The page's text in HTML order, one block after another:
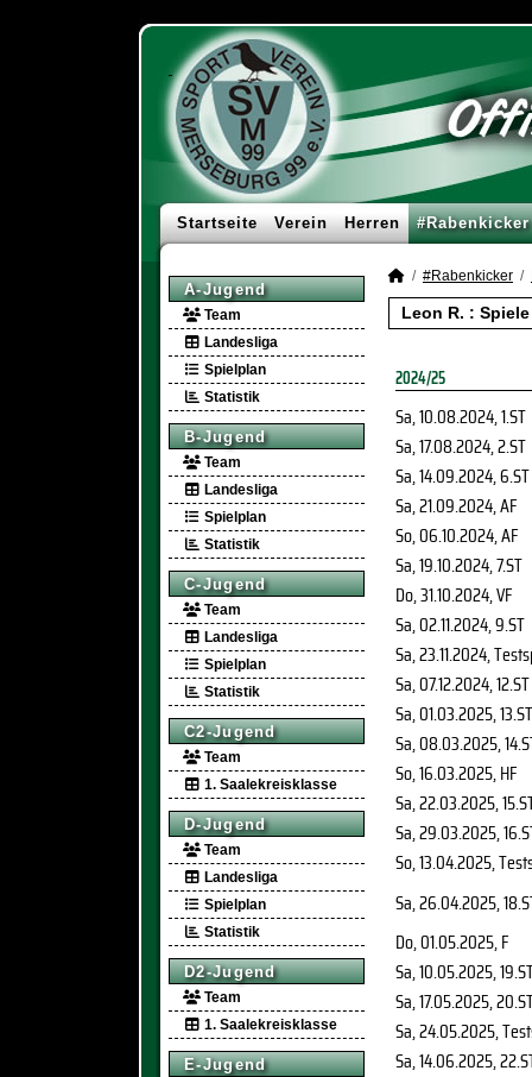
Startseite Verein Herren #Rabenkicker
A-Jugend
Team
Landesliga
Spielplan
Statistik
B-Jugend
Team
Landesliga
Spielplan
Statistik
C-Jugend
Team
Landesliga
Spielplan
Statistik
C2-Jugend
Team
1. Saalekreisklasse
D-Jugend
Team
Landesliga
Spielplan
Statistik
D2-Jugend
Team
1. Saalekreisklasse
E-Jugend
#Rabenkicker
Leon R. :
2024/25
Sa, 10.08.2024, 1.ST
Sa, 17.08.2024, 2.ST
Sa, 14.09.2024, 6.ST
Sa, 21.09.2024, AF
So, 06.10.2024, AF
Sa, 19.10.2024, 7.ST
Do, 31.10.2024, VF
Sa, 02.11.2024, 9.ST
Sa, 23.11.2024,
Sa, 07.12.2024, 12.ST
Sa, 01.03.2025, 13.ST
Sa, 08.03.2025,
So, 16.03.2025, HF
Sa, 22.03.2025,
Sa, 29.03.2025,
So, 13.04.2025,
Sa, 26.04.2025,
Do, 01.05.2025, F
Sa, 10.05.2025,
Sa, 17.05.2025,
Sa, 24.05.2025,
Sa, 14.06.2025,